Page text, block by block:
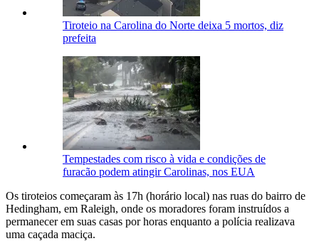
Tiroteio na Carolina do Norte deixa 5 mortos, diz
prefeita
Tempestades com risco à vida e condições de
furacão podem atingir Carolinas, nos EUA
Os tiroteios começaram às 17h (horário local) nas ruas do bairro de
Hedingham, em Raleigh, onde os moradores foram instruídos a
permanecer em suas casas por horas enquanto a polícia realizava
uma caçada maciça.